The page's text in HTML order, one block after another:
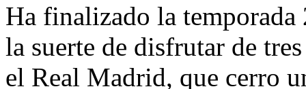
Ha finalizado la
la suerte de disfrutar de
el Real Madrid, que cerro